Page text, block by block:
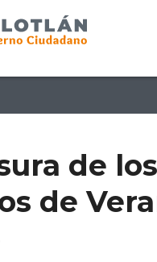
de los
de